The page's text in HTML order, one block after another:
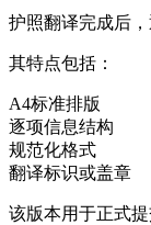
护照翻译完成后
其特点包括：
A4标准排版
逐项信息结构
规范化格式
翻译标识或盖章
该版本用于正式提